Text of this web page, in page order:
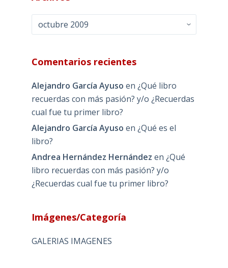
Archivos
Comentarios recientes
Alejandro García Ayuso en ¿Qué libro
recuerdas con más pasión? y/o ¿Recuerdas
cual fue tu primer libro?
Alejandro García Ayuso en ¿Qué es el
libro?
Andrea Hernández Hernández en ¿Qué
libro recuerdas con más pasión? y/o
¿Recuerdas cual fue tu primer libro?
Imágenes/Categoría
GALERIAS IMAGENES